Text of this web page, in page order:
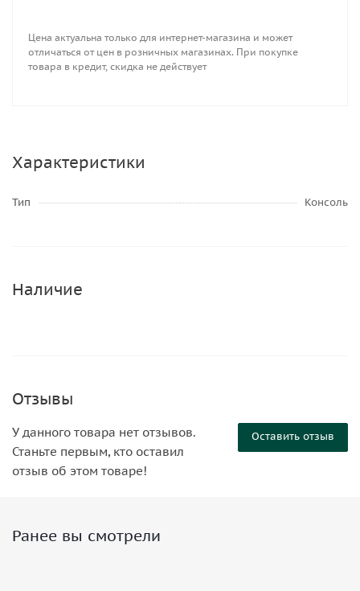
Цена актуальна только для интернет-магазина и может
отличаться от цен в розничных магазинах. При покупке
товара в кредит, скидка не действует
Характеристики
Тип Консоль
Наличие
Отзывы
Оставить отзыв
У данного товара нет отзывов.
Станьте первым, кто оставил
отзыв об этом товаре!
Ранее вы смотрели